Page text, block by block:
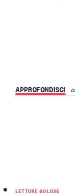
APPROFONDISCI
LETTURE GOLOSE